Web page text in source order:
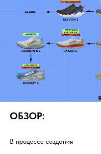
ОБЗОР:
В процессе создания